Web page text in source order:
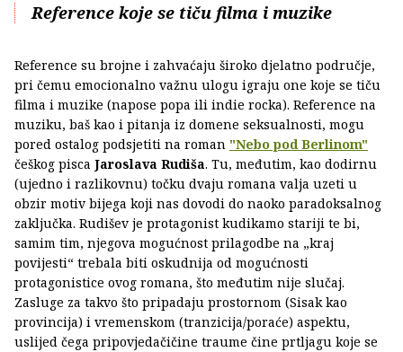
Reference koje se tiču filma i muzike
Reference su brojne i zahvaćaju široko djelatno područje,
pri čemu emocionalno važnu ulogu igraju one koje se tiču
filma i muzike (napose popa ili indie rocka). Reference na
muziku, baš kao i pitanja iz domene seksualnosti, mogu
pored ostalog podsjetiti na roman "Nebo pod Berlinom"
češkog pisca Jaroslava Rudiša. Tu, međutim, kao dodirnu
(ujedno i razlikovnu) točku dvaju romana valja uzeti u
obzir motiv bijega koji nas dovodi do naoko paradoksalnog
zaključka. Rudišev je protagonist kudikamo stariji te bi,
samim tim, njegova mogućnost prilagodbe na „kraj
povijesti“ trebala biti oskudnija od mogućnosti
protagonistice ovog romana, što međutim nije slučaj.
Zasluge za takvo što pripadaju prostornom (Sisak kao
provincija) i vremenskom (tranzicija/poraće) aspektu,
uslijed čega pripovjedačičine traume čine prtljagu koje se